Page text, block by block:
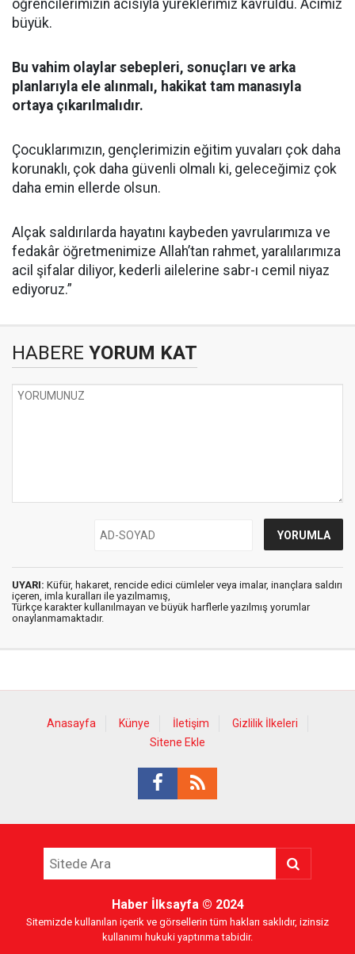
öğrencilerimizin acısıyla yüreklerimiz kavruldu. Acımız
büyük.
Bu vahim olaylar sebepleri, sonuçları ve arka
planlarıyla ele alınmalı, hakikat tam manasıyla
ortaya çıkarılmalıdır.
Çocuklarımızın, gençlerimizin eğitim yuvaları çok daha
korunaklı, çok daha güvenli olmalı ki, geleceğimiz çok
daha emin ellerde olsun.
Alçak saldırılarda hayatını kaybeden yavrularımıza ve
fedakâr öğretmenimize Allah’tan rahmet, yaralılarımıza
acil şifalar diliyor, kederli ailelerine sabr-ı cemil niyaz
ediyoruz.”
HABERE YORUM KAT
UYARI: Küfür, hakaret, rencide edici cümleler veya imalar, inançlara saldırı
içeren, imla kuralları ile yazılmamış,
Türkçe karakter kullanılmayan ve büyük harflerle yazılmış yorumlar
onaylanmamaktadır.
Anasayfa Künye İletişim
Gizlilik İlkeleri
Sitene Ekle
Haber İlksayfa© 2024
Sitemizde kullanılan içerik ve görsellerin tüm hakları saklıdır, izinsiz
kullanımı hukuki yaptırıma tabidir.